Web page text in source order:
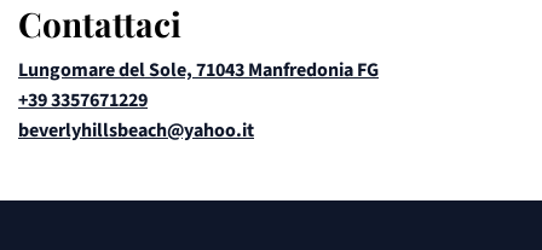
Contattaci
Lungomare del Sole, 71043 Manfredonia FG
+39 3357671229
beverlyhillsbeach@yahoo.it